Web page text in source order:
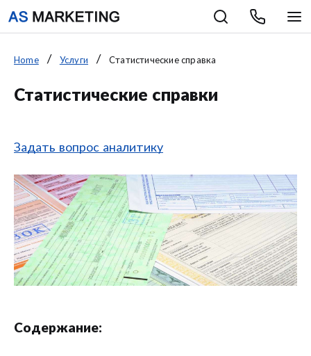
Home Услуги Статистические справка
Статистические справки
Задать вопрос аналитику
Содержание: